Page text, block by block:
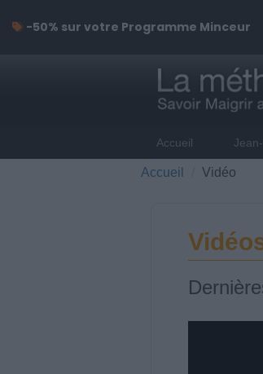
Accueil
Accueil Vidéo
-50% sur votre Programme Minceur